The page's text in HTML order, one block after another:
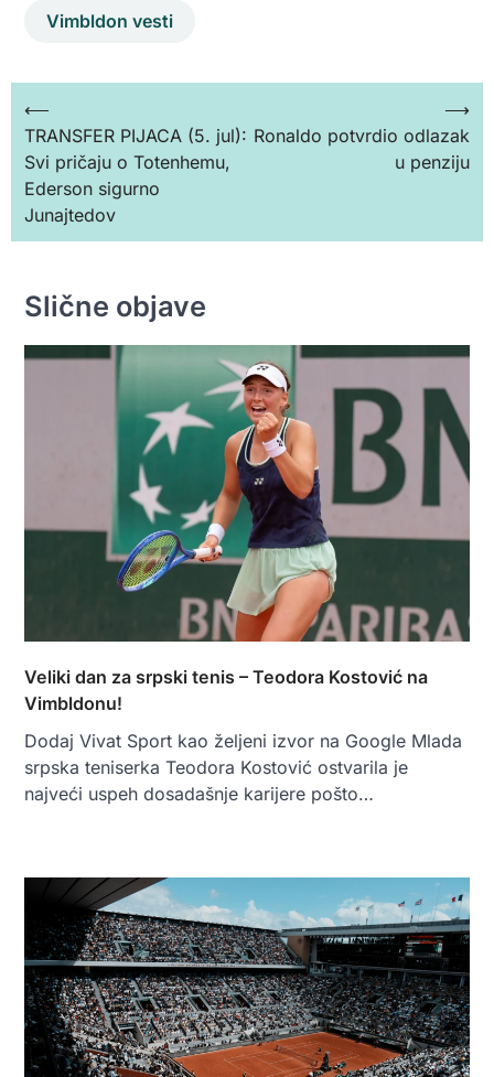
Vimbldon vesti
Кретање
чланка
⟵
TRANSFER PIJACA (5. jul):
Svi pričaju o Totenhemu,
Ederson sigurno
Junajtedov
Ronaldo potvrdio odlazak
u penziju
⟶
Slične objave
Veliki dan za srpski tenis – Teodora Kostović na
Vimbldonu!
Dodaj Vivat Sport kao željeni izvor na Google Mlada
srpska teniserka Teodora Kostović ostvarila je
najveći uspeh dosadašnje karijere pošto…